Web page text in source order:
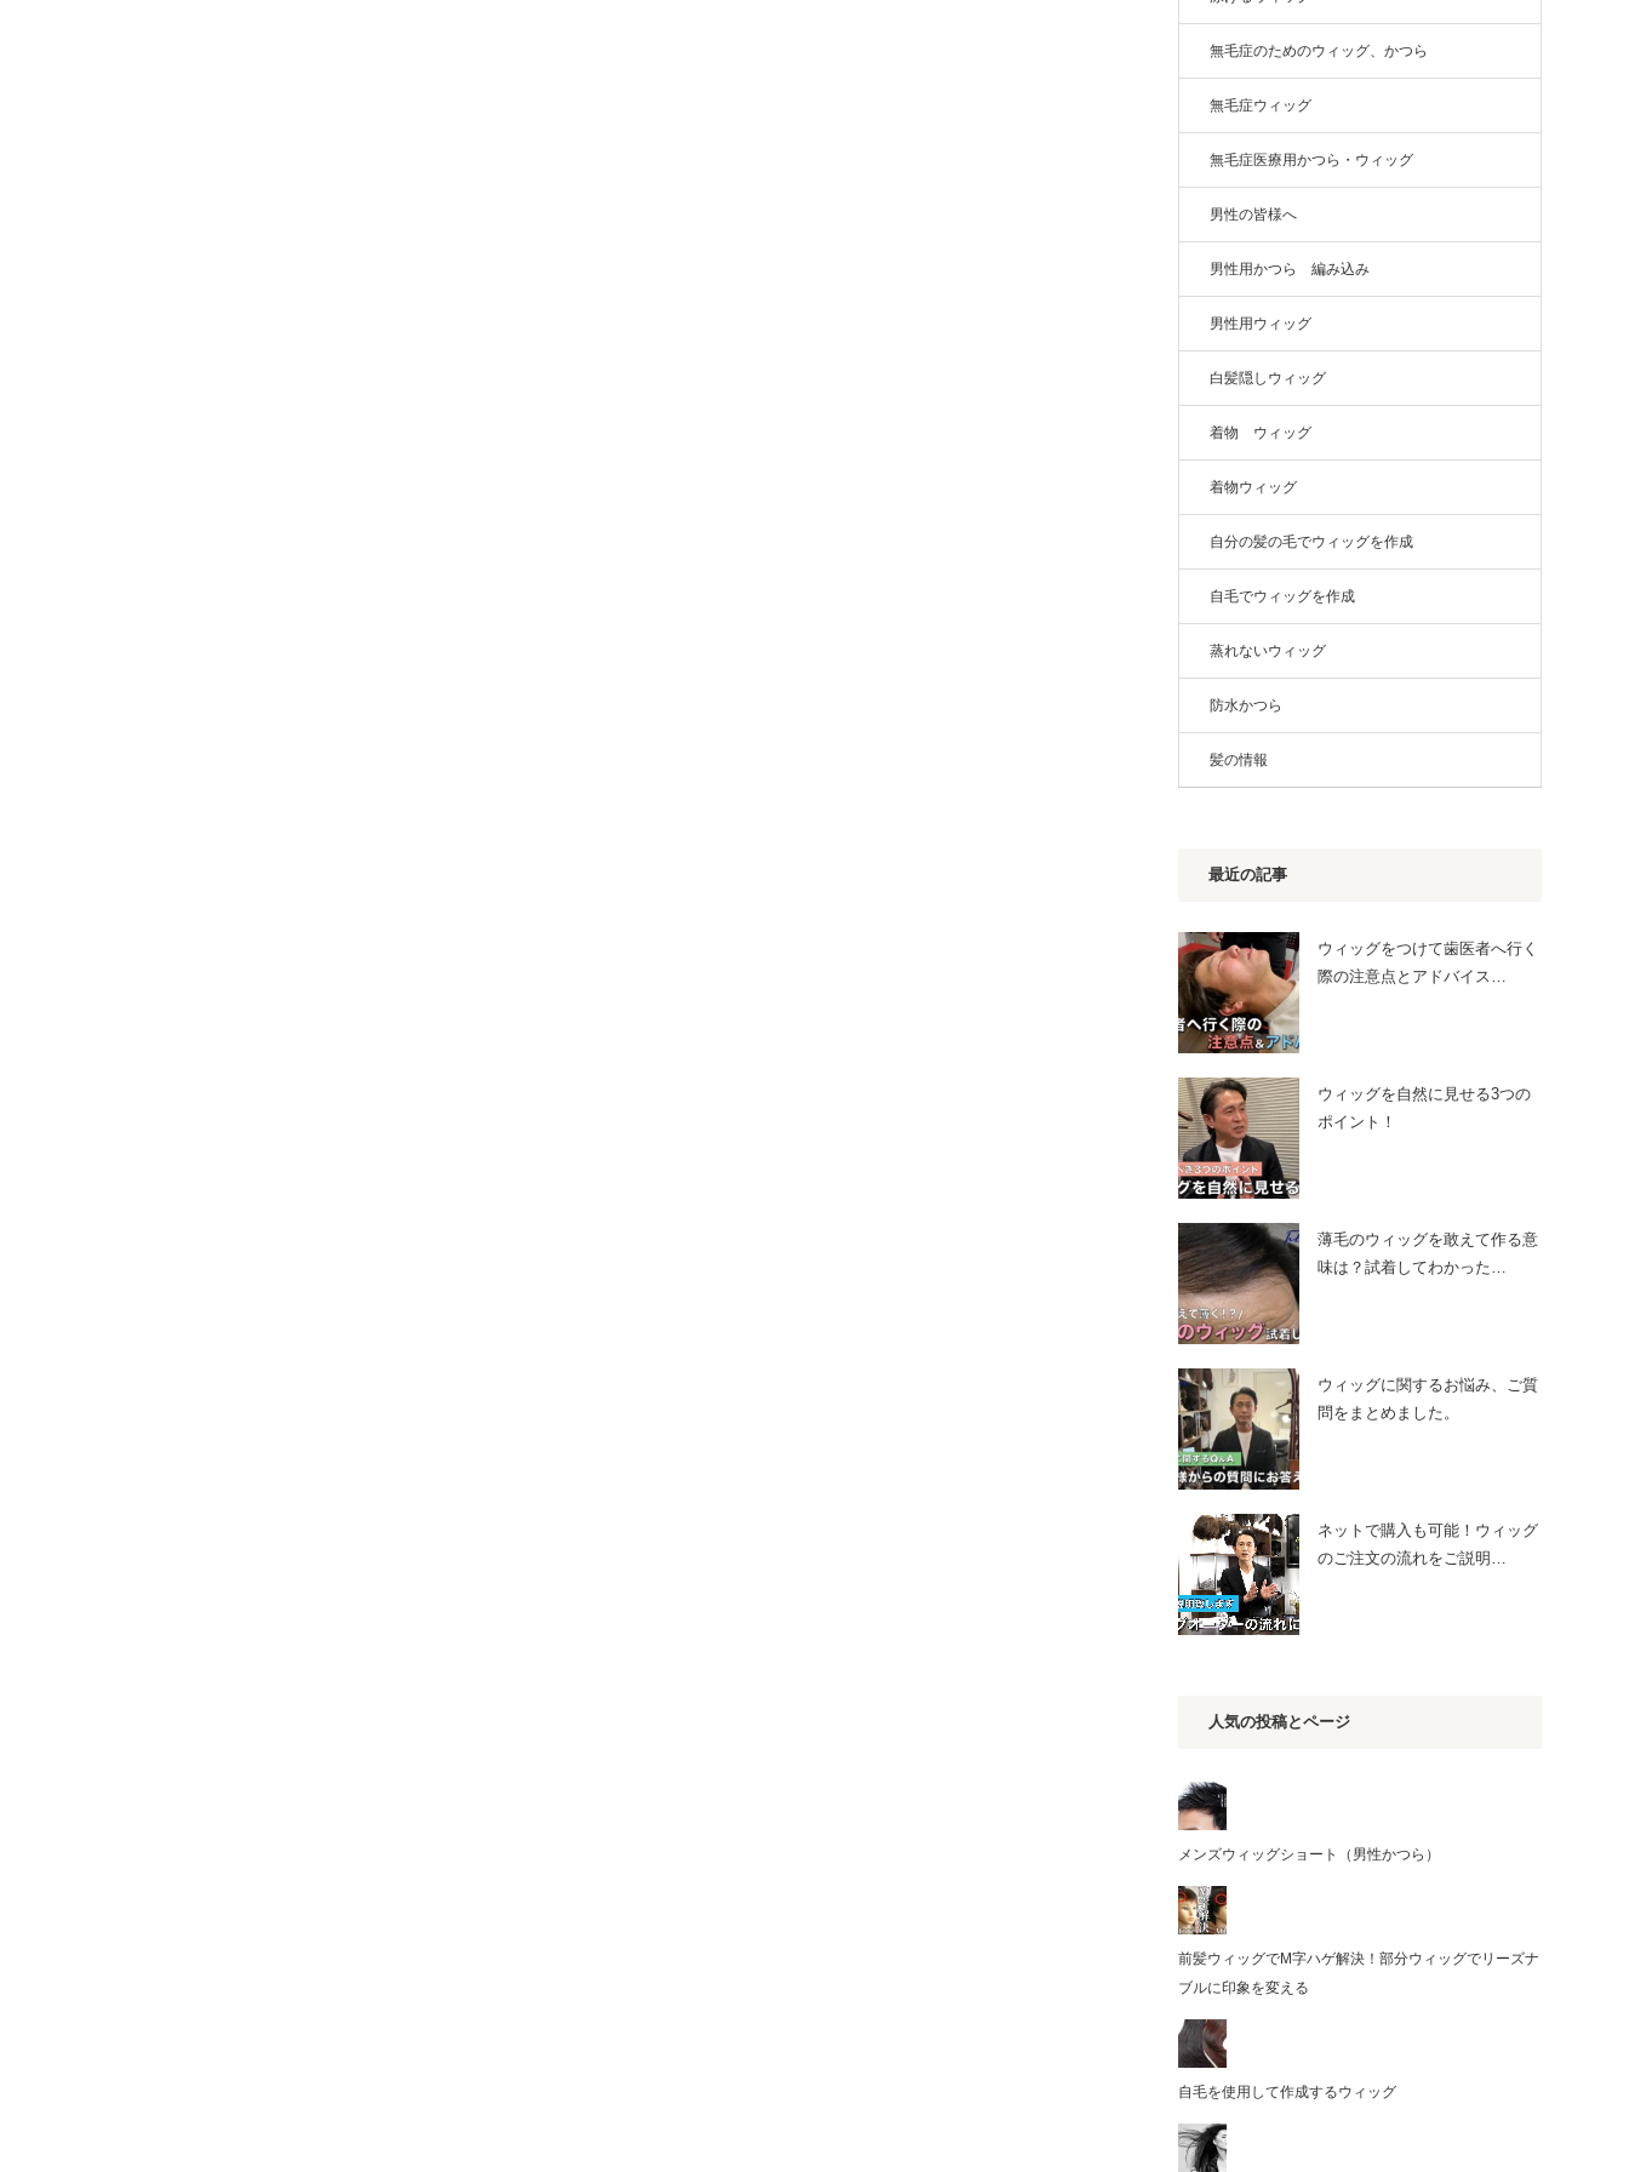
無毛症のためのウィッグ、かつら
無毛症ウィッグ
無毛症医療用かつら・ウィッグ
男性の皆様へ
男性用かつら 編み込み
男性用ウィッグ
白髪隠しウィッグ
着物 ウィッグ
着物ウィッグ
自分の髪の毛でウィッグを作成
自毛でウィッグを作成
蒸れないウィッグ
防水かつら
髪の情報
最近の記事
ウィッグをつけて歯医者へ行く
際の注意点とアドバイス…
ウィッグを自然に見せる3つの
ポイント！
薄毛のウィッグを敢えて作る意
味は？試着してわかった…
ウィッグに関するお悩み、ご質
問をまとめました。
ネットで購入も可能！ウィッグ
のご注文の流れをご説明…
人気の投稿とページ
メンズウィッグショート（男性かつら）
前髪ウィッグでM字ハゲ解決！部分ウィッグでリーズナ
ブルに印象を変える
自毛を使用して作成するウィッグ